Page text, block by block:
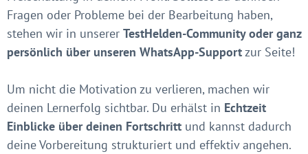
Fragen oder Probleme bei der Bearbeitung haben,
stehen wir in unserer TestHelden-Community oder ganz
persönlich über unseren WhatsApp-Supportzur Seite!
Um nicht die Motivation zu verlieren, machen wir
deinen Lernerfolg sichtbar. Du erhälst in Echtzeit
Einblicke über deinen Fortschritt und kannst dadurch
deine Vorbereitung strukturiert und effektiv angehen.